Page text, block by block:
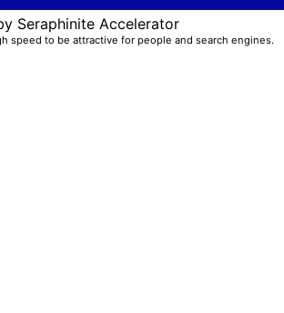
Seraphinite Accelerator
speed to be attractive for people and search engines.